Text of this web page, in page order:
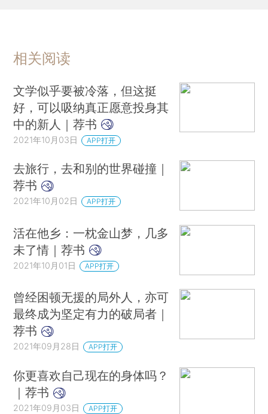
相关阅读
文学似乎要被冷落，但这挺
好，可以吸纳真正愿意投身其
中的新人｜荐书
2021年10月03日 APP打开
去旅行，去和别的世界碰撞｜
荐书
2021年10月02日 APP打开
活在他乡：一枕金山梦，几多
未了情｜荐书
2021年10月01日 APP打开
曾经困顿无援的局外人，亦可
最终成为坚定有力的破局者｜
荐书
2021年09月28日 APP打开
你更喜欢自己现在的身体吗？
｜荐书
2021年09月03日 APP打开